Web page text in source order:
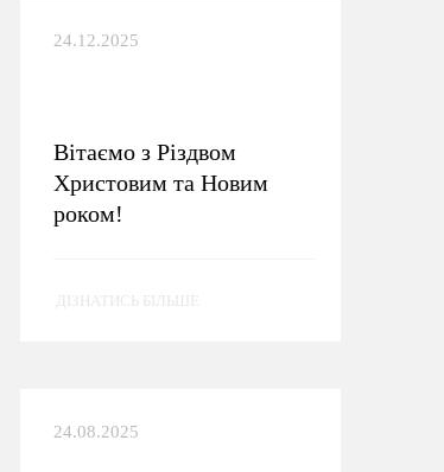
24.12.2025
Вітаємо з Різдвом
Христовим та Новим
роком!
ДІЗНАТИСЬ БІЛЬШЕ
24.08.2025